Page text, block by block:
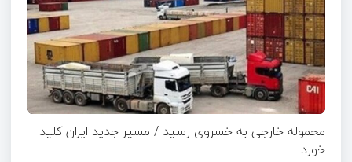
محموله خارجی به خسروی رسید / مسیر جدید ایران کلید
خورد